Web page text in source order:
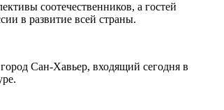
соотечественников, а гостей
в развитие всей страны.
Сан-Хавьер, входящий сегодня в